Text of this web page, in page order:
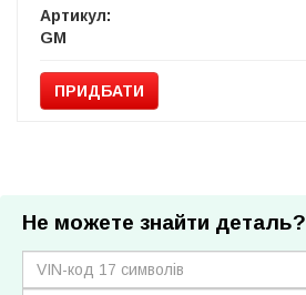
Артикул:
GM
ПРИДБАТИ
Не можете знайти деталь?